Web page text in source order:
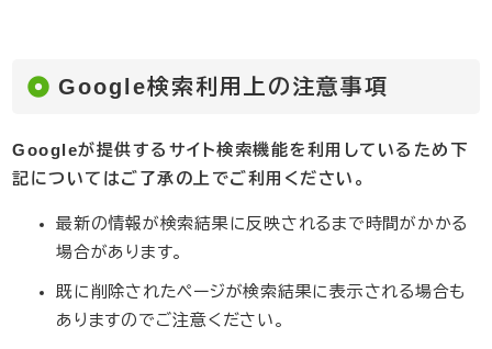
Google検索利用上の注意事項
Googleが提供するサイト検索機能を利用しているため下
記についてはご了承の上でご利用ください。​​
最新の情報が検索結果に反映されるまで時間がかかる
場合があります。
既に削除されたページが検索結果に表示される場合も
ありますのでご注意ください。